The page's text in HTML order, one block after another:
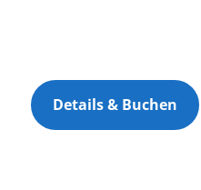
Details & Buchen